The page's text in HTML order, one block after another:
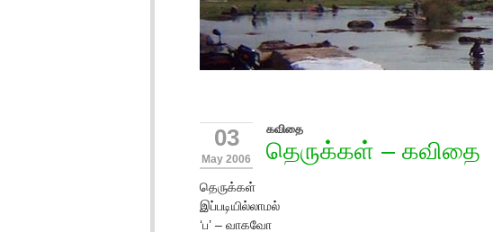
03
May 2006
கவிதை
தெருக்கள் – கவிதை
தெருக்கள்
இப்படியில்லாமல்
‘ப’ – வாகவோ